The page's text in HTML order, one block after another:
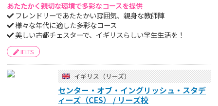
あたたかく親切な環境で多彩なコースを提供
フレンドリーであたたかい雰囲気、親身な教師陣
様々な年代に適した多彩なコース
美しい古都チェスターで、イギリスらしい学生生活を！
IELTS
イギリス（リーズ）
センター・オブ・イングリッシュ・スタデ
ィーズ（CES） / リーズ校